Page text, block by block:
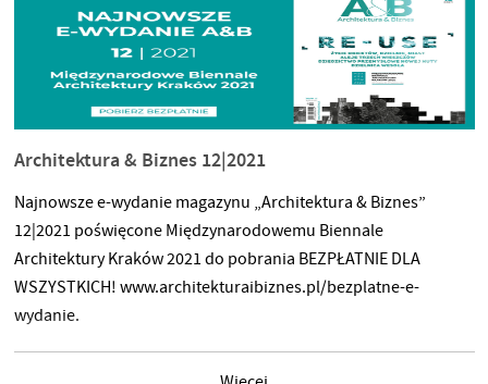
Architektura & Biznes 12|2021
Najnowsze e-wydanie magazynu „Architektura & Biznes”
12|2021 poświęcone Międzynarodowemu Biennale
Architektury Kraków 2021 do pobrania BEZPŁATNIE DLA
WSZYSTKICH! www.architekturaibiznes.pl/bezplatne-e-
wydanie.